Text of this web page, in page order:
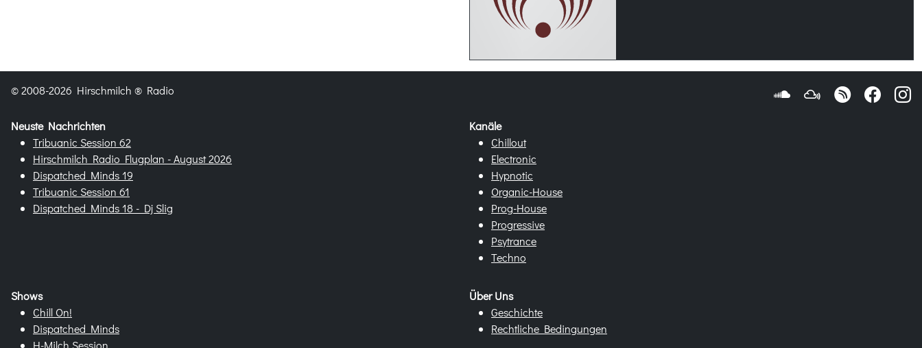
© 2008-2026 Hirschmilch ® Radio
Neuste Nachrichten
Tribuanic Session 62
Hirschmilch Radio Flugplan - August 2026
Dispatched Minds 19
Tribuanic Session 61
Dispatched Minds 18 - Dj Slig
Kanäle
Chillout
Electronic
Hypnotic
Organic-House
Prog-House
Progressive
Psytrance
Techno
Shows
Chill On!
Dispatched Minds
H-Milch Session
Über Uns
Geschichte
Rechtliche Bedingungen